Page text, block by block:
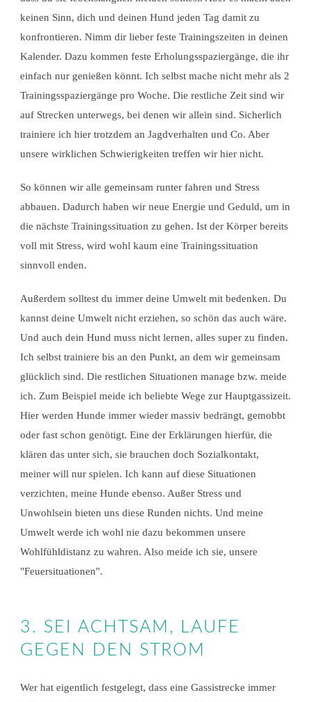
keinen Sinn, dich und deinen Hund jeden Tag damit zu
konfrontieren. Nimm dir lieber feste Trainingszeiten in deinen
Kalender. Dazu kommen feste Erholungsspaziergänge, die ihr
einfach nur genießen könnt. Ich selbst mache nicht mehr als 2
Trainingsspaziergänge pro Woche. Die restliche Zeit sind wir
auf Strecken unterwegs, bei denen wir allein sind. Sicherlich
trainiere ich hier trotzdem an Jagdverhalten und Co. Aber
unsere wirklichen Schwierigkeiten treffen wir hier nicht.
So können wir alle gemeinsam runter fahren und Stress
abbauen. Dadurch haben wir neue Energie und Geduld, um in
die nächste Trainingssituation zu gehen. Ist der Körper bereits
voll mit Stress, wird wohl kaum eine Trainingssituation
sinnvoll enden.
Außerdem solltest du immer deine Umwelt mit bedenken. Du
kannst deine Umwelt nicht erziehen, so schön das auch wäre.
Und auch dein Hund muss nicht lernen, alles super zu finden.
Ich selbst trainiere bis an den Punkt, an dem wir gemeinsam
glücklich sind. Die restlichen Situationen manage bzw. meide
ich. Zum Beispiel meide ich beliebte Wege zur Hauptgassizeit.
Hier werden Hunde immer wieder massiv bedrängt, gemobbt
oder fast schon genötigt. Eine der Erklärungen hierfür, die
klären das unter sich, sie brauchen doch Sozialkontakt,
meiner will nur spielen. Ich kann auf diese Situationen
verzichten, meine Hunde ebenso. Außer Stress und
Unwohlsein bieten uns diese Runden nichts. Und meine
Umwelt werde ich wohl nie dazu bekommen unsere
Wohlfühldistanz zu wahren. Also meide ich sie, unsere
"Feuersituationen".
3. SEI ACHTSAM, LAUFE
GEGEN DEN STROM
Wer hat eigentlich festgelegt, dass eine Gassistrecke immer